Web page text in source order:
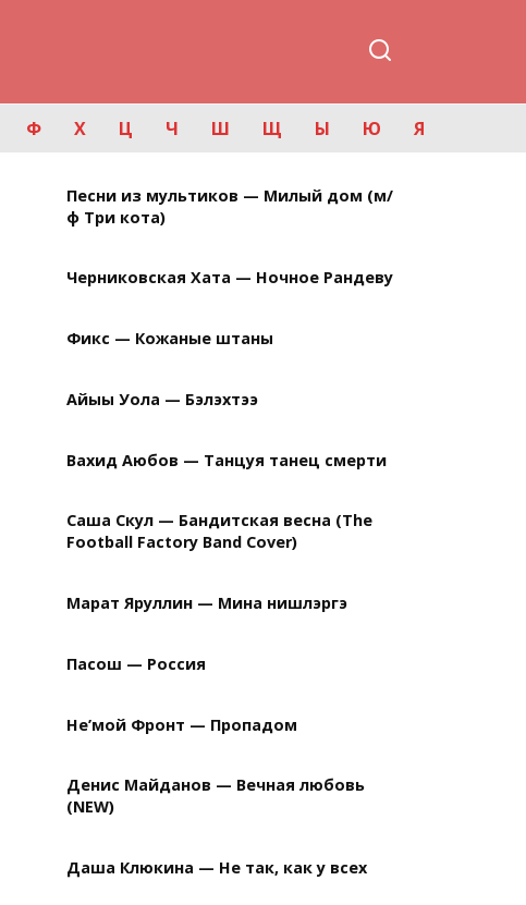
Ф Х Ц Ч Ш Щ Ы Ю Я
Песни из мультиков — Милый дом (м/
ф Три кота)
Черниковская Хата — Ночное Рандеву
Фикс — Кожаные штаны
Айыы Уола — Бэлэхтээ
Вахид Аюбов — Танцуя танец смерти
Саша Скул — Бандитская весна (The
Football Factory Band Cover)
Марат Яруллин — Мина нишлэргэ
Пасош — Россия
Не’мой Фронт — Пропадом
Денис Майданов — Вечная любовь
(NEW)
Даша Клюкина — Не так, как у всех